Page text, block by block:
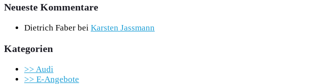
Neueste Kommentare
Dietrich Faber bei Karsten Jassmann
Kategorien
>> Audi
>> E-Angebote